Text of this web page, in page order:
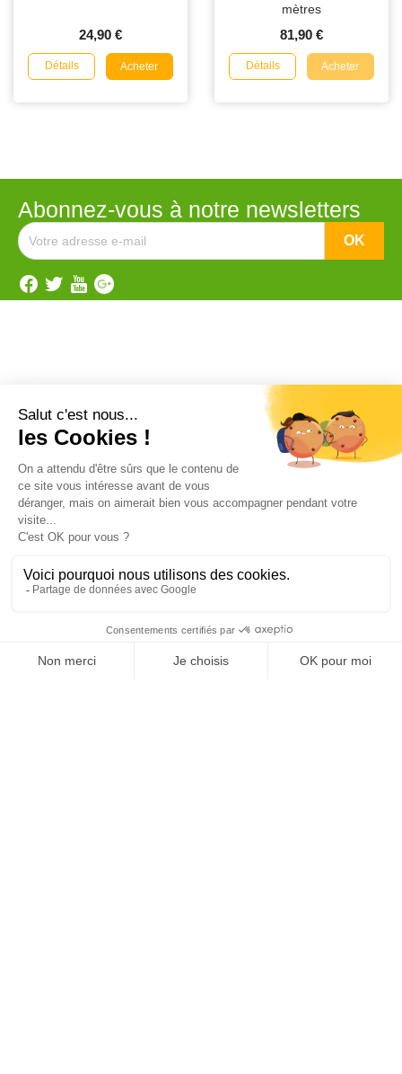
24,90 €
Détails Acheter
mètres
81,90 €
Détails Acheter
Abonnez-vous à notre newsletters
Catégorie

Anti rongeurs
Matériels applicateurs
Anti pigeons
Les Répulsifs
Désinfectants pro
Ultrasons
Gamme Bio